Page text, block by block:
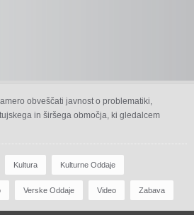
obveščati javnost o problematiki,
in širšega območja, ki gledalcem
Kultura Kulturne Oddaje
Verske Oddaje Video Zabava